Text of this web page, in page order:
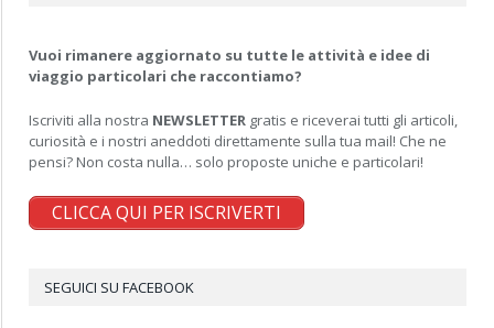
Vuoi rimanere aggiornato su tutte le attività e idee di
viaggio particolari che raccontiamo?
Iscriviti alla nostra NEWSLETTER gratis e riceverai tutti gli articoli,
curiosità e i nostri aneddoti direttamente sulla tua mail! Che ne
pensi? Non costa nulla… solo proposte uniche e particolari!
CLICCA QUI PER ISCRIVERTI
SEGUICI SU FACEBOOK